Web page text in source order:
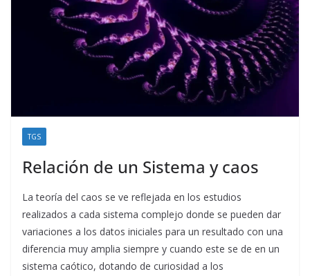
TGS
Relación de un Sistema y caos
La teoría del caos se ve reflejada en los estudios
realizados a cada sistema complejo donde se pueden dar
variaciones a los datos iniciales para un resultado con una
diferencia muy amplia siempre y cuando este se de en un
sistema caótico, dotando de curiosidad a los